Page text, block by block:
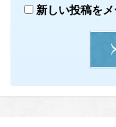
新しい投稿を